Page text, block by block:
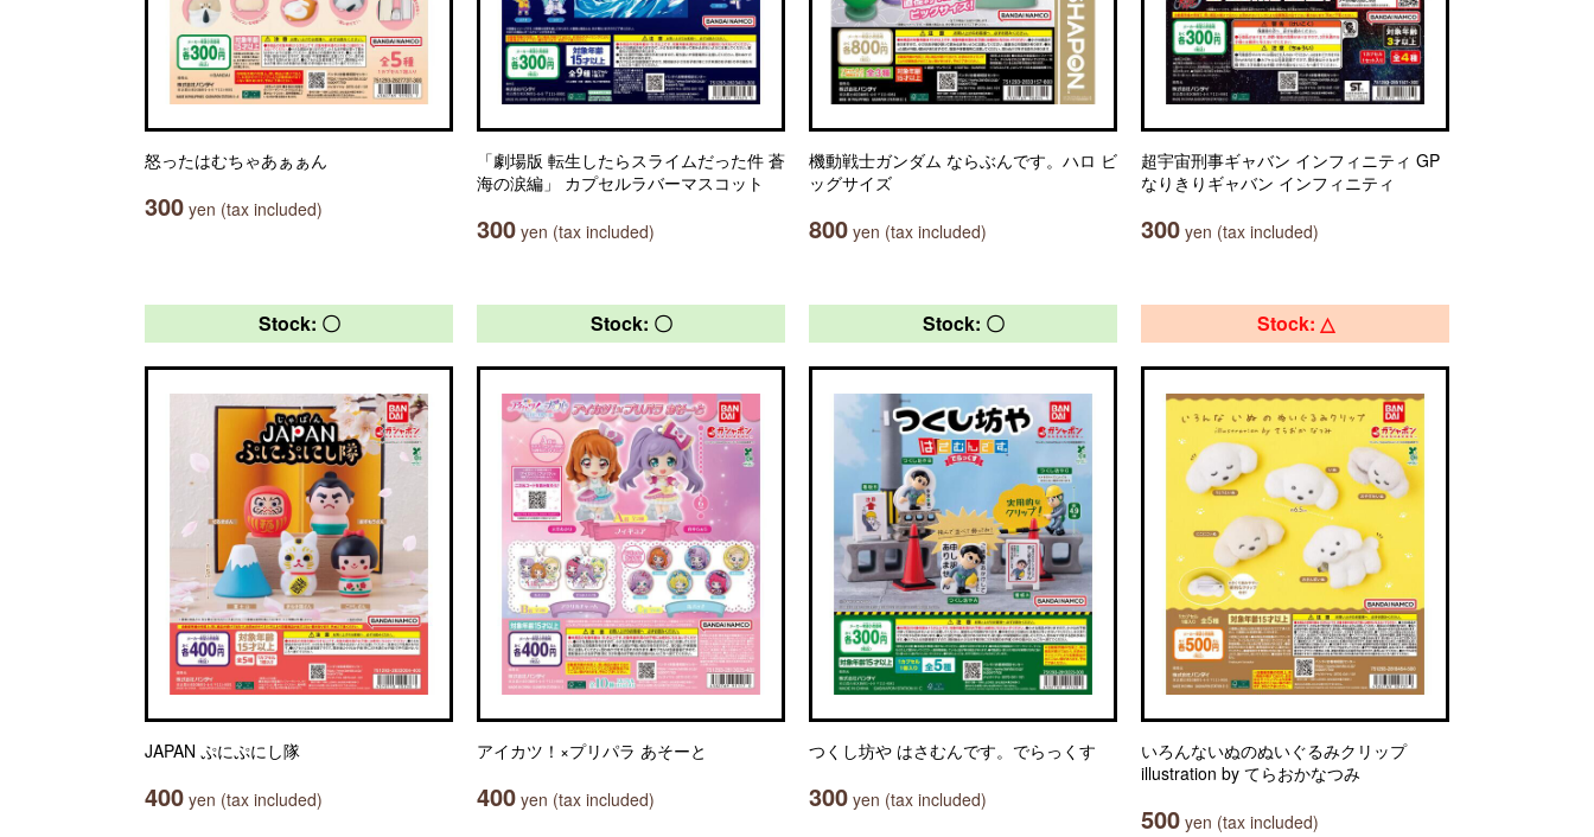
怒ったはむちゃあぁぁん
300 yen (tax included)
「劇場版 転生したらスライムだった件 蒼
海の涙編」 カプセルラバーマスコット
300 yen (tax included)
機動戦士ガンダム ならぶんです。ハロ ビ
ッグサイズ
800 yen (tax included)
超宇宙刑事ギャバン インフィニティ GP
なりきりギャバン インフィニティ
300 yen (tax included)
Stock: 〇
JAPAN ぷにぷにし隊
400 yen (tax included)
Stock: 〇
アイカツ！×プリパラ あそーと
400 yen (tax included)
Stock: 〇
つくし坊や はさむんです。でらっくす
300 yen (tax included)
Stock: △
いろんないぬのぬいぐるみクリップ
illustration by てらおかなつみ
500 yen (tax included)